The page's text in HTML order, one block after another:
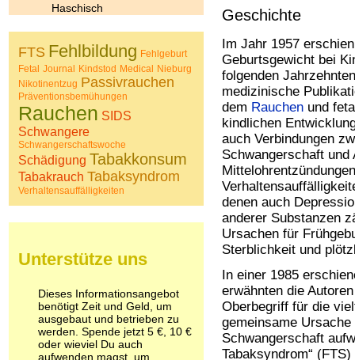
Geschichte
Im Jahr 1957
Geburtsgewicht bei
folgenden
medizinische
dem Rauchen und
kindlichen
auch Verbindungen
Schwangerschaft und
denen auch
anderer Substanzen
Ursachen für
Sterblichkeit und
In einer 1985
erwähnten die
Oberbegriff für die
gemeinsame
Schwangerschaft
Tabaksyndrom“
Haschisch
Koffein
Kokain
Lachgas
LSD
Marihuana
Medikamente
Meskalin
Metamphetamin
Methadon
Morphin
Muskatnuss
Poppers
Schlafmittel
Schmerzmittel
Schnüffelstoffe
Spice
Sucht / Süchte
FTS Fehlbildung Fehlgeburt
Fetal Journal Kindstod Medical Nieburg
Nikotinentzug Passivrauchen
Präventionsbemühungen
Rauchen SIDS
Schwangere
Schwangerschaftswoche
Schädigung Tabakkonsum
Tabakrauch Tabaksyndrom
Verhaltensauffälligkeiten
Unterstütze uns
Dieses Informationsangebot
benötigt Zeit und Geld, um
ausgebaut und betrieben zu
werden. Spende jetzt 5 €, 10 €
oder wieviel Du auch
aufwenden magst, um